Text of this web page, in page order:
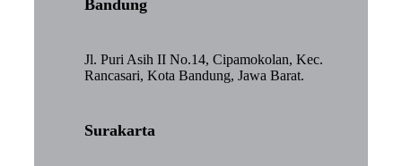
Bandung
Jl. Puri Asih II No.14, Cipamokolan, Kec.
Rancasari, Kota Bandung, Jawa Barat.
Surakarta